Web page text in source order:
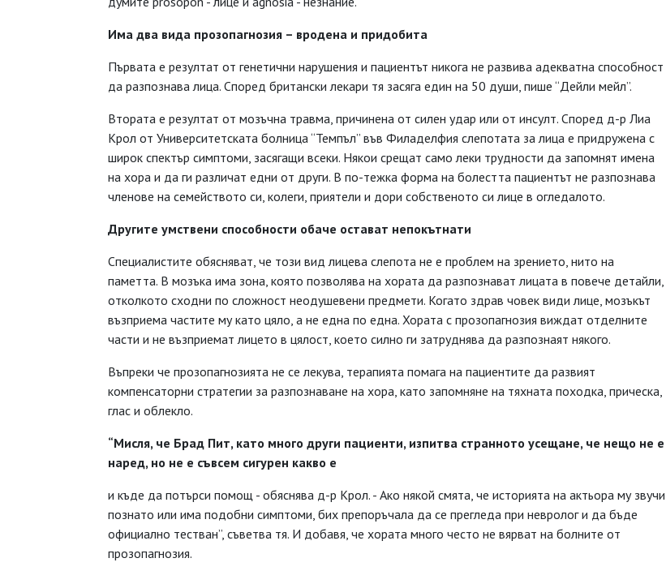
Има два вида прозопагнозия – вродена и придобита
Първата е резултат от генетични нарушения и пациентът никога не развива адекватна способност
да разпознава лица. Според британски лекари тя засяга един на 50 души, пише “Дейли мейл”.
Втората е резултат от мозъчна травма, причинена от силен удар или от инсулт. Според д-р Лиа
Крол от Университетската болница “Темпъл” във Филаделфия слепотата за лица е придружена с
широк спектър симптоми, засягащи всеки. Някои срещат само леки трудности да запомнят имена
на хора и да ги различат едни от други. В по-тежка форма на болестта пациентът не разпознава
членове на семейството си, колеги, приятели и дори собственото си лице в огледалото.
Другите умствени способности обаче остават непокътнати
Специалистите обясняват, че този вид лицева слепота не е проблем на зрението, нито на
паметта. В мозъка има зона, която позволява на хората да разпознават лицата в повече детайли,
отколкото сходни по сложност неодушевени предмети. Когато здрав човек види лице, мозъкът
възприема частите му като цяло, а не една по една. Хората с прозопагнозия виждат отделните
части и не възприемат лицето в цялост, което силно ги затруднява да разпознаят някого.
Въпреки че прозопагнозията не се лекува, терапията помага на пациентите да развият
компенсаторни стратегии за разпознаване на хора, като запомняне на тяхната походка, прическа,
глас и облекло.
“Мисля, че Брад Пит, като много други пациенти, изпитва странното усещане, че нещо не е
наред, но не е съвсем сигурен какво е
и къде да потърси помощ - обяснява д-р Крол. - Ако някой смята, че историята на актьора му звучи
познато или има подобни симптоми, бих препоръчалa да се прегледа при невролог и да бъде
официално тестван”, съветва тя. И добавя, че хората много често не вярват на болните от
прозопагнозия.